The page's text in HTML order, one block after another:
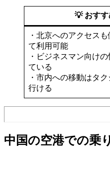
💡 おすす
・北京へのアクセス
て利用可能
・ビジネスマン向け
ている
・市内への移動はタ
行ける
中国の空港での乗